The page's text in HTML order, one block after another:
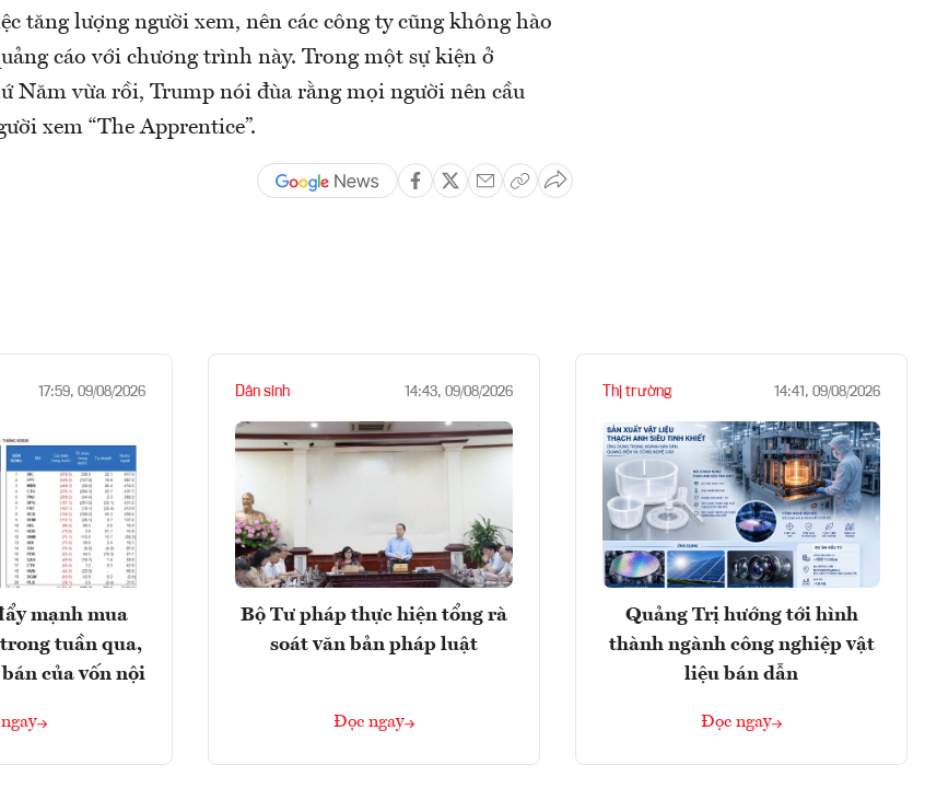
tăng lượng người xem, nên các công ty cũng không hào
cáo với chương trình này. Trong một sự kiện ở
Năm vừa rồi, Trump nói đùa rằng mọi người nên cầu
xem “The Apprentice”.
17:59, 09/08/2026
mạnh mua
tuần qua,
của vốn nội
Dân sinh 14:43, 09/08/2026
Bộ Tư pháp thực hiện tổng rà
soát văn bản pháp luật
Đọc ngay
Thị trường 14:41, 09/08/2026
Quảng Trị hướng tới hình
thành ngành công nghiệp vật
liệu bán dẫn
Đọc ngay